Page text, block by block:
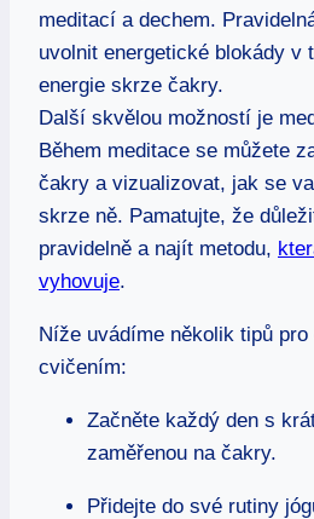
meditací a dechem.
uvolnit energetické blokády v
energie skrze čakry.
Další skvělou možností je
Během meditace se můžete
čakry a vizualizovat, jak se
skrze ně. Pamatujte, že
pravidelně a najít metodu,
vyhovuje.
Níže uvádíme několik tipů
cvičením:
Začněte každý den s
zaměřenou na čakry.
Přidejte do své rutiny